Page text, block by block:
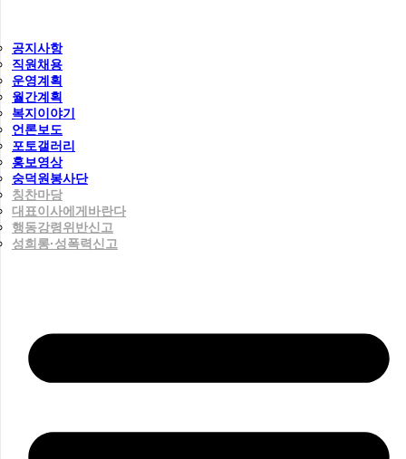
공지사항
직원채용
운영계획
월간계획
복지이야기
언론보도
포토갤러리
홍보영상
숭덕원봉사단
칭찬마당
대표이사에게바란다
행동강령위반신고
성희롱·성폭력신고